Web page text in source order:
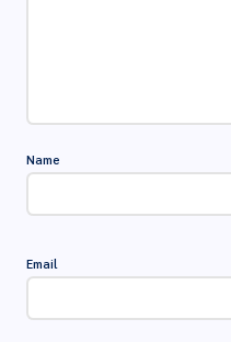
Name
Email